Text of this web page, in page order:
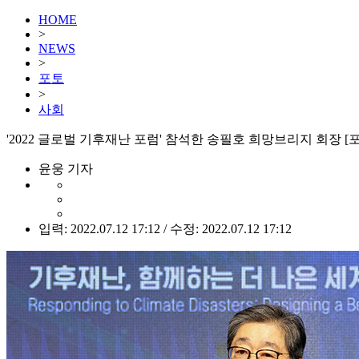
HOME
>
NEWS
>
포토
>
사회
'2022 글로벌 기후재난 포럼' 참석한 송필호 희망브리지 회장 [
윤웅 기자
입력: 2022.07.12 17:12 / 수정: 2022.07.12 17:12